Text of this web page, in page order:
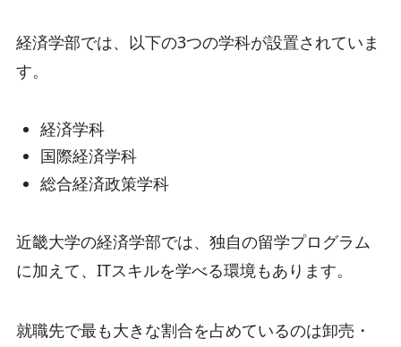
経済学部では、以下の3つの学科が設置されていま
す。
経済学科
国際経済学科
総合経済政策学科
近畿大学の経済学部では、独自の留学プログラム
に加えて、ITスキルを学べる環境もあります。
就職先で最も大きな割合を占めているのは卸売・